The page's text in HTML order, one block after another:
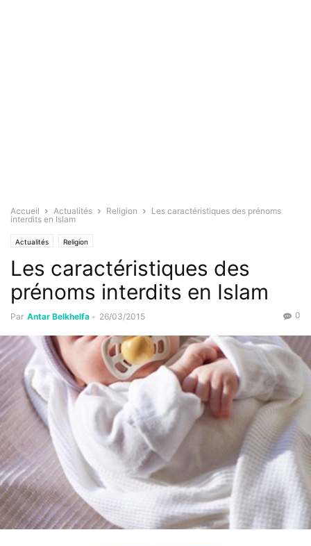
Accueil Actualités Religion
Les caractéristiques des prénoms
interdits en Islam
Actualités Religion
Les caractéristiques des
prénoms interdits en Islam
Par Antar Belkhelfa - 26/03/2015 0